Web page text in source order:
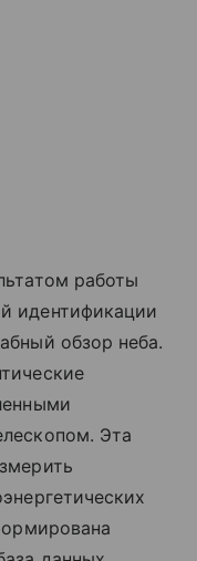
работы
идентификации
обзор неба.
Эта